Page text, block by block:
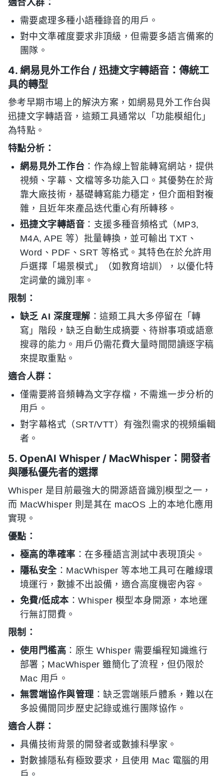
適合人群：
需要處理多種小語種錄音的用戶。
對中文準確度要求非頂級，但需要多語言備案的
團隊。
4. 網易見外工作台 / 迅捷文字轉語音：傳統工
具的轉型
參考早期市場上的解決方案，如網易見外工作台與
迅捷文字轉語音，這類工具通常以「功能模組化」
為特點。
特點分析：
網易見外工作台 ：作為線上智能轉寫網站，提供
視頻、字幕、文檔等多功能入口。其優勢在於背
靠大廠技術，基礎轉寫能力穩定，但介面相對複
雜，且近年來產品迭代重心有所轉移。
迅捷文字轉語音 ：支援多種音頻格式（MP3,
M4A, APE 等）批量轉換，並可輸出 TXT、
Word、PDF、SRT 等格式。其特色在於允許用
戶選擇「場景模式」（如教育培訓），以優化特
定詞彙的識別率。
限制：
缺乏 AI 深度理解 ：這類工具大多停留在「轉
寫」階段，缺乏自動生成摘要、待辦事項或語意
搜尋的能力。用戶仍需花費大量時間閱讀逐字稿
來提取重點。
適合人群：
僅需要將音頻轉為文字存檔，不需進一步分析的
用戶。
對字幕格式（SRT/VTT）有強烈需求的視頻編輯
者。
5. OpenAI Whisper / MacWhisper：開發者
與隱私優先者的選擇
Whisper 是目前最強大的開源語音識別模型之一，
而 MacWhisper 則是其在 macOS 上的本地化應用
實現。
優點：
極高的準確率 ：在多種語言測試中表現頂尖。
隱私安全：MacWhisper 等本地工具可在離線環
境運行，數據不出設備，適合高度機密內容。
免費/低成本 ：Whisper 模型本身開源，本地運
行無訂閱費。
限制：
使用門檻高 ：原生 Whisper 需要編程知識進行
部署；MacWhisper 雖簡化了流程，但仍限於
Mac 用戶。
無雲端協作與管理：缺乏雲端賬戶體系，難以在
多設備間同步歷史記錄或進行團隊協作。
適合人群：
具備技術背景的開發者或數據科學家。
對數據隱私有極致要求，且使用 Mac 電腦的用